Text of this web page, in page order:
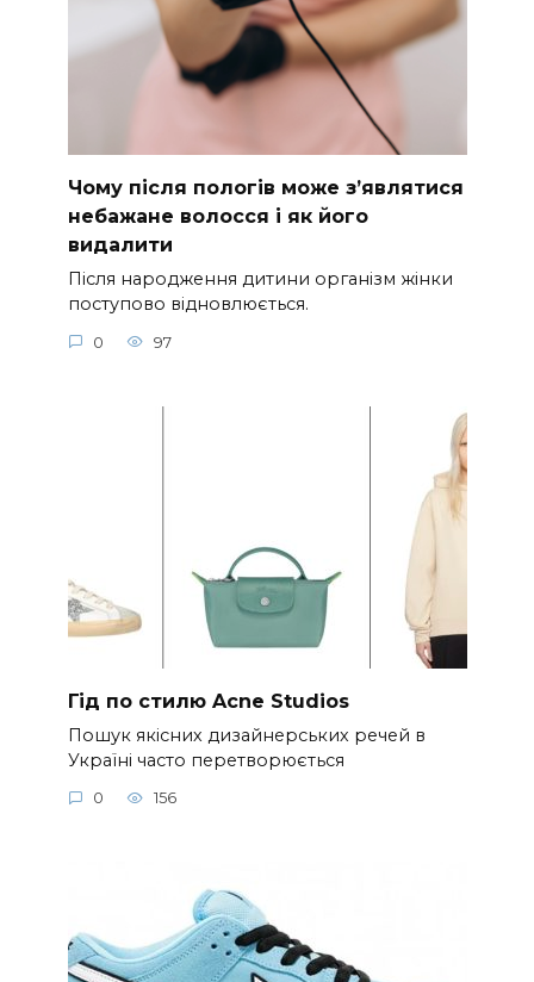
Чому після пологів може з’являтися
небажане волосся і як його
видалити
Після народження дитини організм жінки
поступово відновлюється.
0 97
Гід по стилю Acne Studios
Пошук якісних дизайнерських речей в
Україні часто перетворюється
0 156